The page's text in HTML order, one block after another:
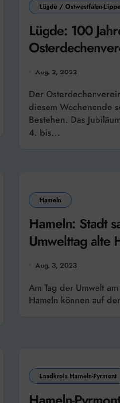
Lügde / Ostwestfalen-Lippe
Lügde: 100
Aug. 3, 2023
Der Osterdechenverein Lügde feiert an
diesem Wochenende
Bestehen. Das
4. bis...
Hameln
Hameln: Stadt
Umwelttag alte
Recycling
Aug. 3, 2023
Am Tag der Umwelt am Samstag 5. August in
Hameln können auf
Landkreis Hameln-Pyrmont